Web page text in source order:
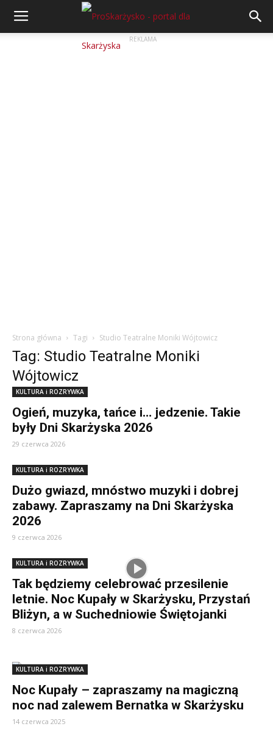
REKLAMA
Strona główna Tagi Studio Teatralne Moniki Wójtowicz
Tag: Studio Teatralne Moniki
Wójtowicz
KULTURA i ROZRYWKA
Ogień, muzyka, tańce i… jedzenie. Takie
były Dni Skarżyska 2026
29 czerwca 2026
KULTURA i ROZRYWKA
Dużo gwiazd, mnóstwo muzyki i dobrej
zabawy. Zapraszamy na Dni Skarżyska
2026
9 czerwca 2026
KULTURA i ROZRYWKA
Tak będziemy celebrować przesilenie
letnie. Noc Kupały w Skarżysku, Przystań
Bliżyn, a w Suchedniowie Świętojanki
8 czerwca 2026
KULTURA i ROZRYWKA
Noc Kupały – zapraszamy na magiczną
noc nad zalewem Bernatka w Skarżysku
14 czerwca 2025